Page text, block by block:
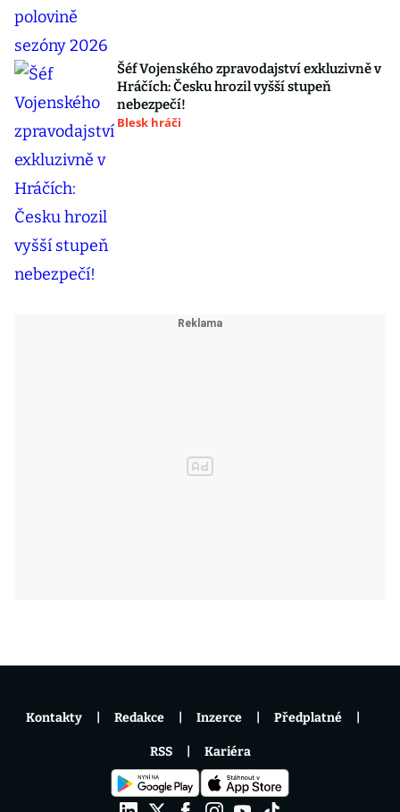
Šéf Vojenského zpravodajství exkluzivně v
Hráčích: Česku hrozil vyšší stupeň
nebezpečí!
Blesk hráči
Kontakty Redakce Inzerce Předplatné
RSS Kariéra